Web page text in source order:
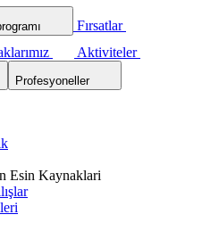
Fırsatlar
Aktiviteler
Profesyoneller
Esin Kaynaklari